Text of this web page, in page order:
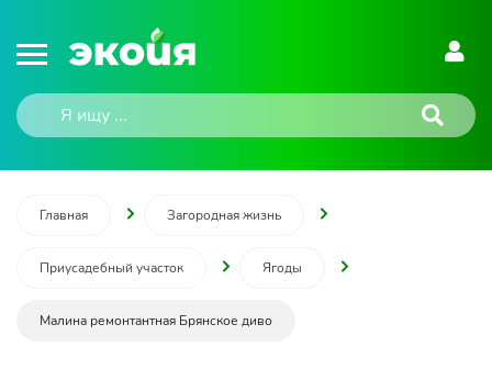
Главная Загородная жизнь
Приусадебный участок Ягоды
Малина ремонтантная Брянское диво